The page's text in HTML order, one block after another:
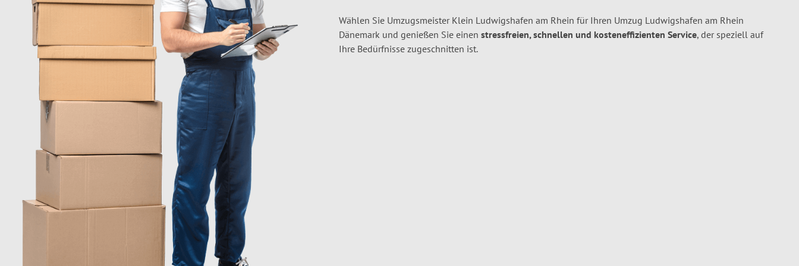
Wählen Sie Umzugsmeister Klein Ludwigshafen am Rhein für Ihren Umzug Ludwigshafen am Rhein
Dänemark und genießen Sie einen stressfreien, schnellen und kosteneffizienten Service, der speziell auf
Ihre Bedürfnisse zugeschnitten ist.